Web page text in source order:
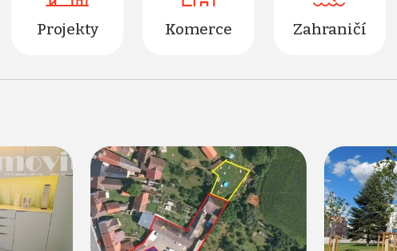
Projekty Komerce Zahraničí